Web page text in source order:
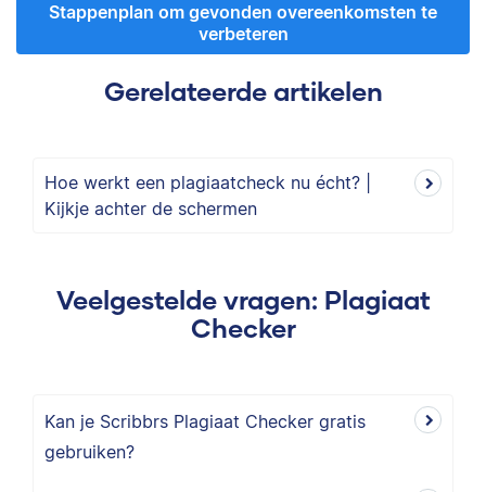
Stappenplan om gevonden overeenkomsten te
verbeteren
Gerelateerde artikelen
Hoe werkt een plagiaatcheck nu écht? |
Kijkje achter de schermen
Veelgestelde vragen: Plagiaat
Checker
Kan je Scribbrs Plagiaat Checker gratis
gebruiken?